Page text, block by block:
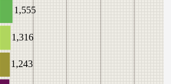
1,555
1,316
1,243